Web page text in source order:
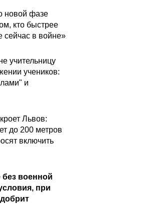
новой фазе
кто быстрее
сейчас в войне»
учительницу
учеников:
и
Львов:
до 200 метров
включить
военной
при